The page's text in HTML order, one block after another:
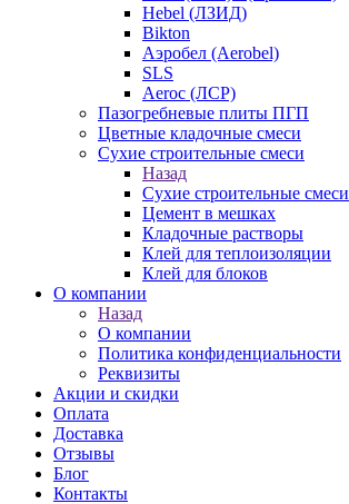
Hebel (ЛЗИД)
Bikton
Аэробел (Aerobel)
SLS
Aeroc (ЛСР)
Пазогребневые плиты ПГП
Цветные кладочные смеси
Сухие строительные смеси
Назад
Сухие строительные смеси
Цемент в мешках
Кладочные растворы
Клей для теплоизоляции
Клей для блоков
О компании
Назад
О компании
Политика конфиденциальности
Реквизиты
Акции и скидки
Оплата
Доставка
Отзывы
Блог
Контакты